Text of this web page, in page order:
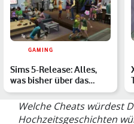
GAMING
Sims 5-Release: Alles,
was bisher über das
neuste Sims-Game
gemun…
Welche Cheats würdest
Hochzeitsgeschichten